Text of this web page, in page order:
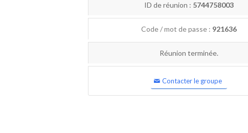
ID de réunion : 5744758003
Code / mot de passe : 921636
Réunion terminée.
Contacter le groupe